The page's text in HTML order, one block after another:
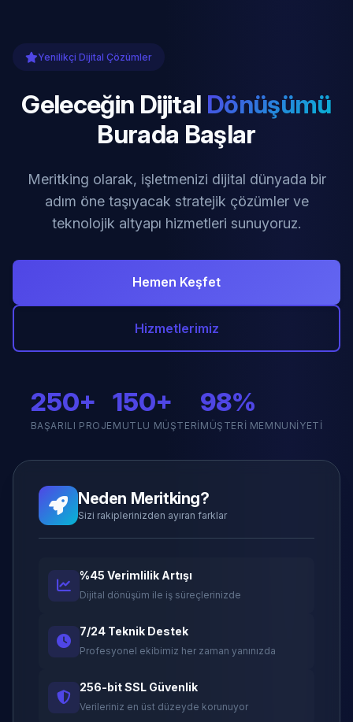
Yenilikçi Dijital Çözümler
Geleceğin Dijital Dönüşümü
Burada Başlar
Meritking olarak, işletmenizi dijital dünyada bir
adım öne taşıyacak stratejik çözümler ve
teknolojik altyapı hizmetleri sunuyoruz.
Hemen Keşfet
Hizmetlerimiz
250+
BAŞARILI PROJE
150+
MUTLU MÜŞTERI
98%
MÜŞTERI MEMNUNIYETI
Neden Meritking?
Sizi rakiplerinizden ayıran farklar
%45 Verimlilik Artışı
Dijital dönüşüm ile iş süreçlerinizde
7/24 Teknik Destek
Profesyonel ekibimiz her zaman yanınızda
256-bit SSL Güvenlik
Verileriniz en üst düzeyde korunuyor